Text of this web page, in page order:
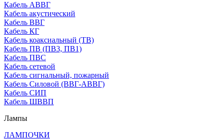
Кабель АВВГ
Кабель акустический
Кабель ВВГ
Кабель КГ
Кабель коаксиальный (ТВ)
Кабель ПВ (ПВ3, ПВ1)
Кабель ПВС
Кабель сетевой
Кабель сигнальный, пожарный
Кабель Силовой (ВВГ-АВВГ)
Кабель СИП
Кабель ШВВП
Лампы
ЛАМПОЧКИ